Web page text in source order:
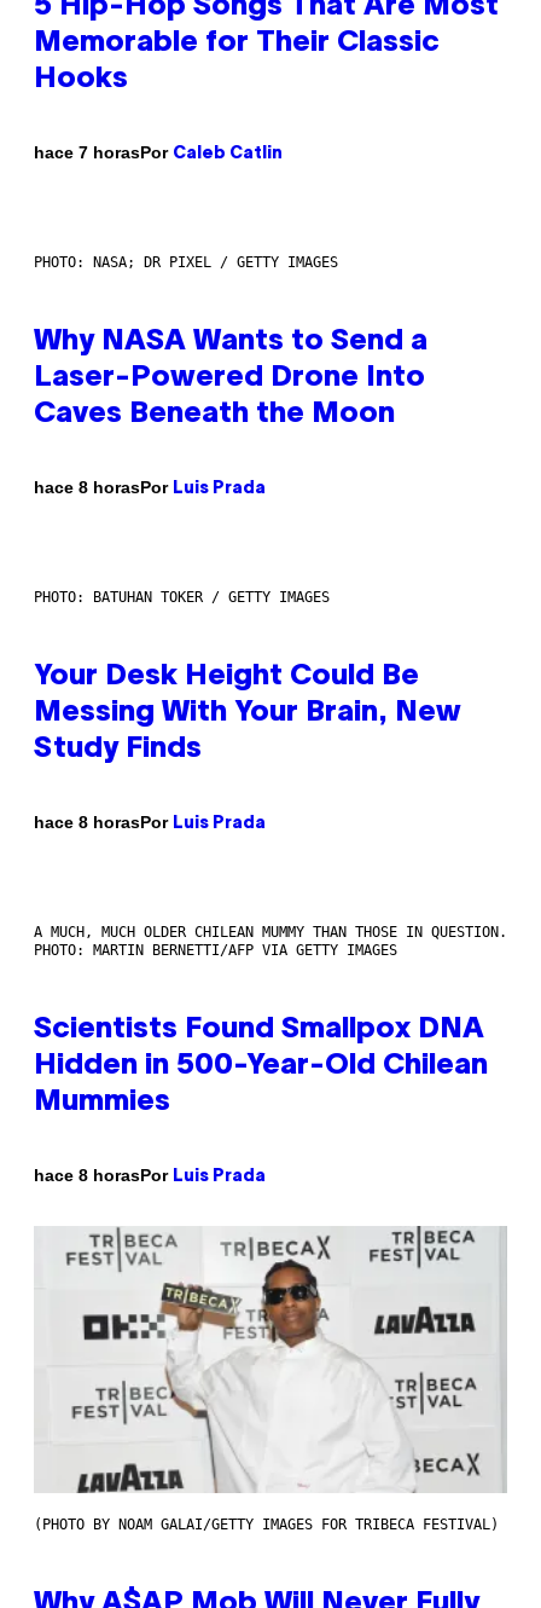
5 Hip-Hop Songs That Are Most
Memorable for Their Classic
Hooks
hace 7 horasPor Caleb Catlin
PHOTO: NASA; DR PIXEL / GETTY IMAGES
Why NASA Wants to Send a
Laser-Powered Drone Into
Caves Beneath the Moon
hace 8 horasPor Luis Prada
PHOTO: BATUHAN TOKER / GETTY IMAGES
Your Desk Height Could Be
Messing With Your Brain, New
Study Finds
hace 8 horasPor Luis Prada
A MUCH, MUCH OLDER CHILEAN MUMMY THAN THOSE IN QUESTION.
PHOTO: MARTIN BERNETTI/AFP VIA GETTY IMAGES
Scientists Found Smallpox DNA
Hidden in 500-Year-Old Chilean
Mummies
hace 8 horasPor Luis Prada
(PHOTO BY NOAM GALAI/GETTY IMAGES FOR TRIBECA FESTIVAL)